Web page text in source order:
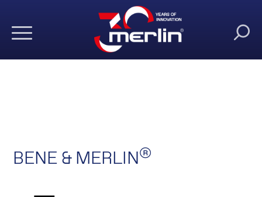
BENE & MERLIN®